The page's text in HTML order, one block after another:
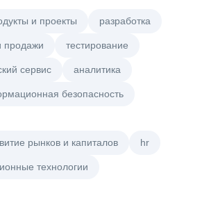
и проекты разработка
продажи тестирование
сервис аналитика
безопасность
рынков и капиталов hr
технологии